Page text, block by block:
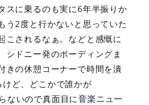
スに乗るのも実に6年半振りか
う2度と行かないと思っていた
こされるなぁ。などと感慨に
シドニー発のボーディングま
きの休憩コーナーで時間を潰
ど、どこかで誰かが
ないので真面目に音楽ニュー